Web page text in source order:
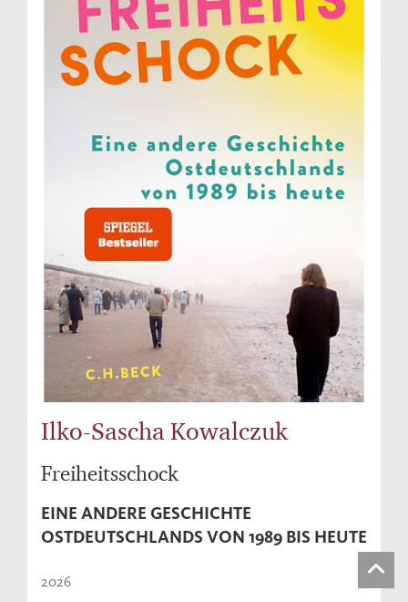
Ilko-Sascha Kowalczuk
Freiheitsschock
EINE ANDERE GESCHICHTE
OSTDEUTSCHLANDS VON 1989 BIS HEUTE
2026